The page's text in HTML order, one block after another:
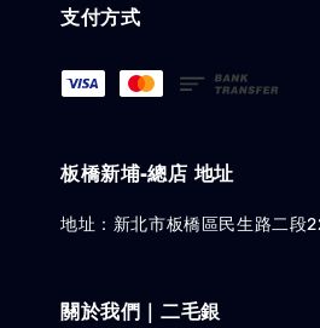
支付方式
板橋新埔-總店 地址
地址：新北市板橋區民生路二段
關於我們｜二毛銀